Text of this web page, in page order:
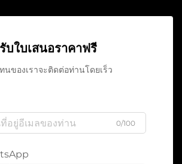
รับใบเสนอราคาฟรี
นของเราจะติดต่อท่านโดยเร็ว
0/100